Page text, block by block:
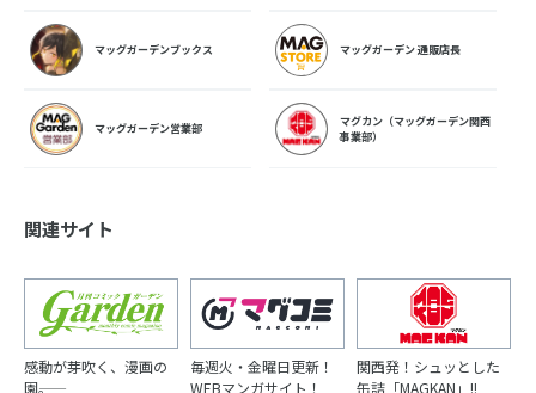
マッグガーデンブックス マッグガーデン 通販店長
マッグガーデン営業部
マグカン（マッグガーデン関西
事業部）
関連サイト
感動が芽吹く、漫画の
園――。
毎週火・金曜日更新！
WEBマンガサイト！
関西発！シュッとした
缶詰「MAGKAN」!!